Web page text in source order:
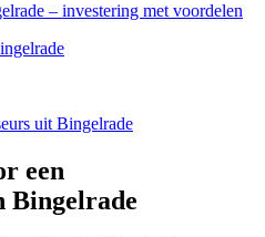
– investering met voordelen
uit Bingelrade
een
Bingelrade